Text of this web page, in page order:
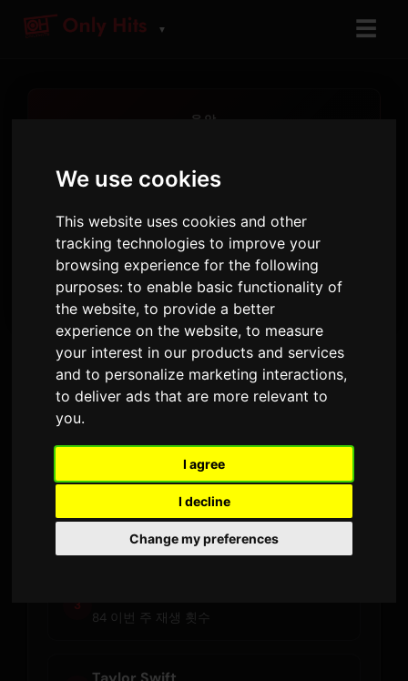
We use cookies
This website uses cookies and other
tracking technologies to improve your
browsing experience for the following
purposes:to enable basic functionality of
the website,to provide a better
experience on the website,to measure
your interest in our products and services
and to personalize marketing interactions,
to deliver ads that are more relevant to
you.
I agree
I decline
Change my preferences
▼ ☰
음악
트렌드 아티스트와 가장 많이 재생된 곡을 발견하
12
인기 아티스트
12
인기 트랙
Only Hits
라디오 방송국
트렌딩 아티스트
96 이번 주 재생 횟수
2
Olivia Rodrigo
85 이번 주 재생 횟수
3
84 이번 주 재생 횟수